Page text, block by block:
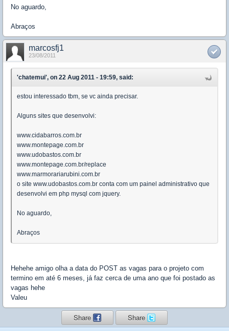
No aguardo,
Abraços
marcosfj1
23/08/2011
'chatemui', on 22 Aug 2011 - 19:59, said:
estou interessado tbm, se vc ainda precisar.
Alguns sites que desenvolvi:
www.cidabarros.com.br
www.montepage.com.br
www.udobastos.com.br
www.montepage.com.br/replace
www.marmorariarubini.com.br
o site www.udobastos.com.br conta com um painel administrativo que
desenvolvi em php mysql com jquery.
No aguardo,
Abraços
Hehehe amigo olha a data do POST as vagas para o projeto com
termino em até 6 meses, já faz cerca de uma ano que foi postado as
vagas hehe
Valeu
Share Share